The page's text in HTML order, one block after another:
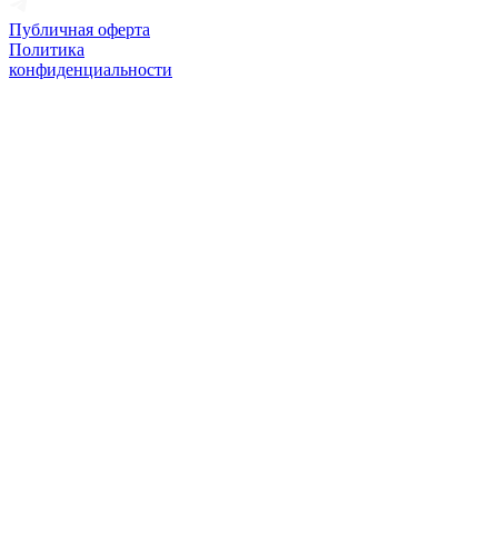
Публичная оферта
Политика
конфиденциальности